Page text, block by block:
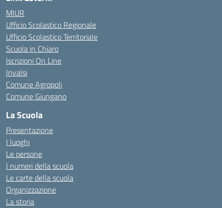
MIUR
Ufficio Scolastico Regionale
Ufficio Scolastico Territoriale
Scuola in Chiaro
Iscrizioni On Line
Invalsi
Comune Agropoli
Comune Giungano
La Scuola
Presentazione
I luoghi
Le persone
I numeri della scuola
Le carte della scuola
Organizzazione
La storia